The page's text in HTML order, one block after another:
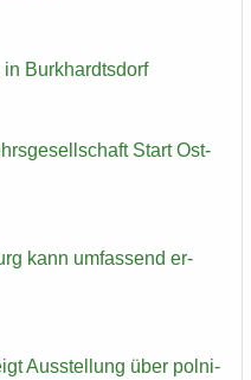
Burk­hardts­dorf
Start Ost­
kann um­fas­send er­
Aus­stel­lung über pol­ni­